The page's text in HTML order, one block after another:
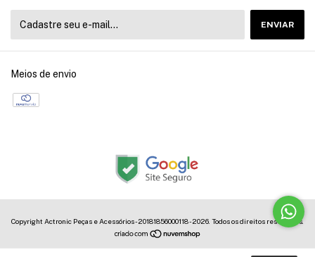
Meios de envio
Copyright Actronic Peças e Acessórios - 20181856000118 - 2026. Todos os direitos reservados.